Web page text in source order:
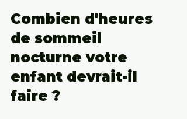
Combien d'heures
de sommeil
nocturne votre
enfant devrait-il
faire ?